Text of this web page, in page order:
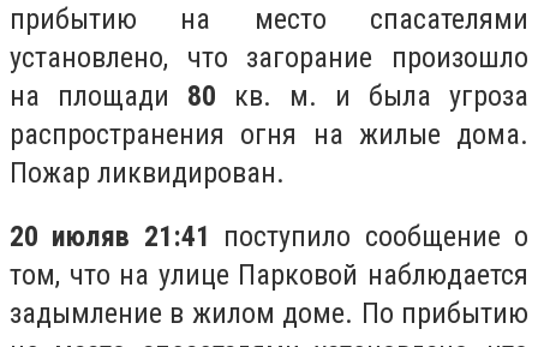
прибытию на место спасателями
установлено, что загорание произошло
на площади 80 кв. м. и была угроза
распространения огня на жилые дома.
Пожар ликвидирован.
20 июляв 21:41 поступило сообщение о
том, что на улице Парковой наблюдается
задымление в жилом доме. По прибытию